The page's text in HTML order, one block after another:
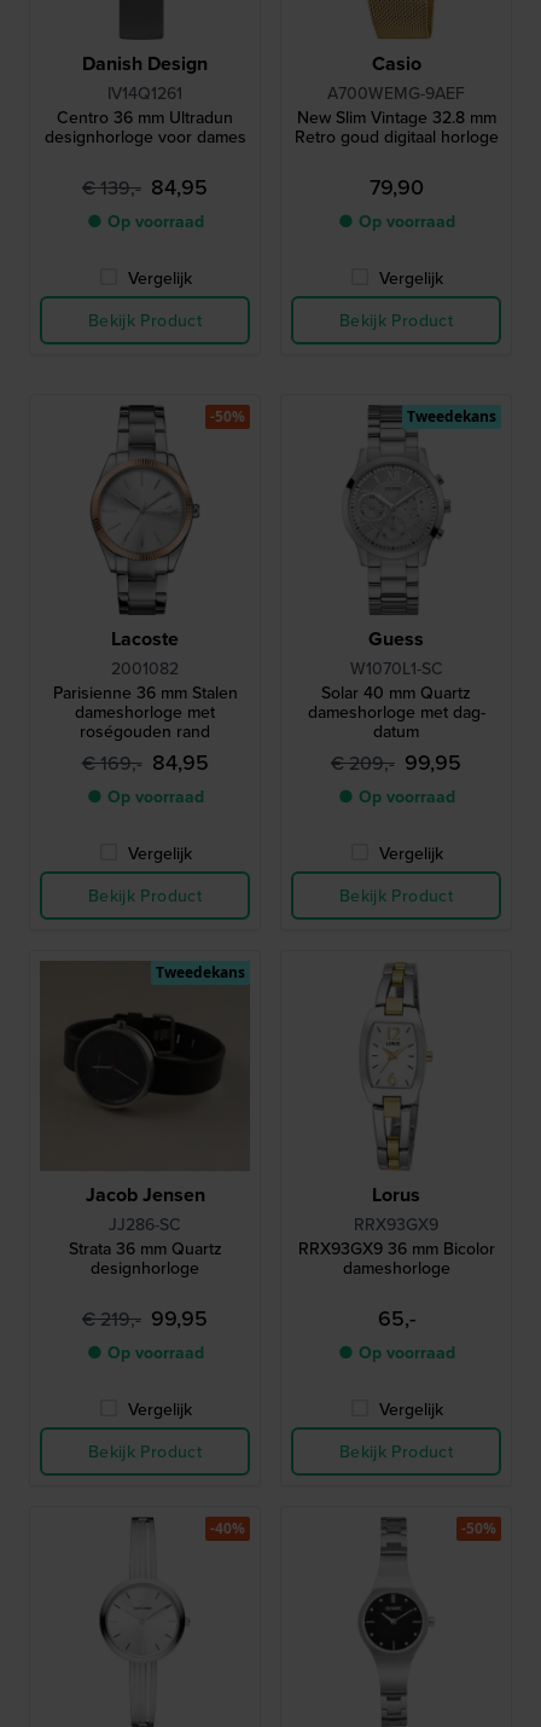
Danish Design
IV14Q1261
Centro 36 mm Ultradun
designhorloge voor dames
€ 139,- 84,95
● Op voorraad
Vergelijk
Bekijk Product
Casio
A700WEMG-9AEF
New Slim Vintage 32.8 mm
Retro goud digitaal horloge
79,90
● Op voorraad
Vergelijk
Bekijk Product
Lacoste
2001082
Parisienne 36 mm Stalen
dameshorloge met
roségouden rand
€ 169,- 84,95
● Op voorraad
Vergelijk
Bekijk Product
-50%
Guess
W1070L1-SC
Solar 40 mm Quartz
dameshorloge met dag-
datum
€ 209,- 99,95
● Op voorraad
Vergelijk
Bekijk Product
Tweedekans
Jacob Jensen
JJ286-SC
Strata 36 mm Quartz
designhorloge
€ 219,- 99,95
● Op voorraad
Vergelijk
Bekijk Product
Tweedekans
Lorus
RRX93GX9
RRX93GX9 36 mm Bicolor
dameshorloge
65,-
● Op voorraad
Vergelijk
Bekijk Product
-40% -50%